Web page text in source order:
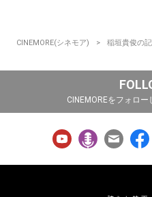
CINEMORE(シネモア) 稲垣貴俊の
CINEMOREをフォロ